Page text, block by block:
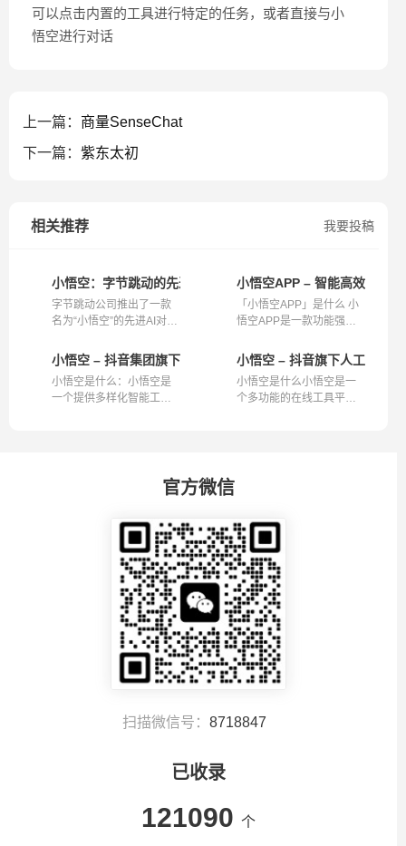
可以点击内置的工具进行特定的任务，或者直接与小
悟空进行对话
上一篇： 商量SenseChat
下一篇： 紫东太初
我要投稿
相关推荐
小悟空：字节跳动的先进AI对话助手与个人助理服务
字节跳动公司推出了一款
名为“小悟空”的先进AI对话
小悟空APP – 智能高效的贴心
「小悟空APP」是什么 小
悟空APP是一款功能强大
小悟空 – 抖音集团旗下AI产品
小悟空是什么：小悟空是
一个提供多样化智能工具
小悟空 – 抖音旗下人工智能
小悟空是什么小悟空是一
个多功能的在线工具平
官方微信
扫描微信号： 8718847
已收录
121090 个